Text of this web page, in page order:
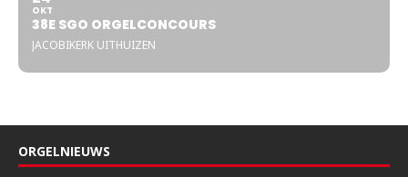
OKT
38E SGO ORGELCONCOURS
JACOBIKERK UITHUIZEN
ORGELNIEUWS